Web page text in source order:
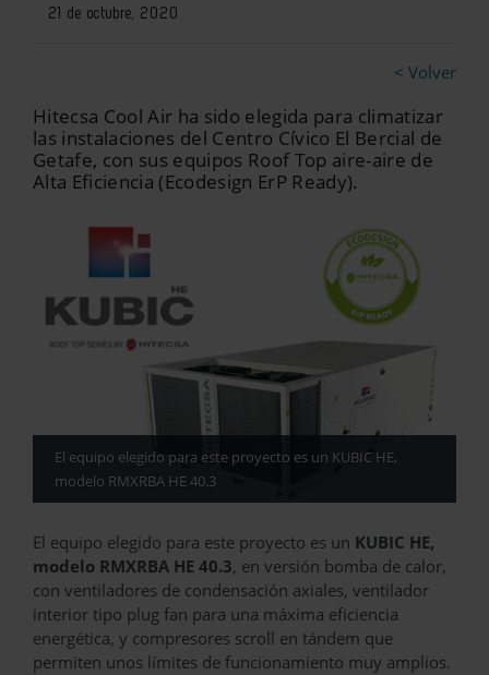
21 de octubre, 2020
< Volver
Hitecsa Cool Air ha sido elegida para climatizar
las instalaciones del Centro Cívico El Bercial de
Getafe, con sus equipos Roof Top aire-aire de
Alta Eficiencia (Ecodesign ErP Ready).
El equipo elegido para este proyecto es un KUBIC HE,
modelo RMXRBA HE 40.3
El equipo elegido para este proyecto es un KUBIC HE,
modelo RMXRBA HE 40.3, en versión bomba de calor,
con ventiladores de condensación axiales, ventilador
interior tipo plug fan para una máxima eficiencia
energética, y compresores scroll en tándem que
permiten unos límites de funcionamiento muy amplios.